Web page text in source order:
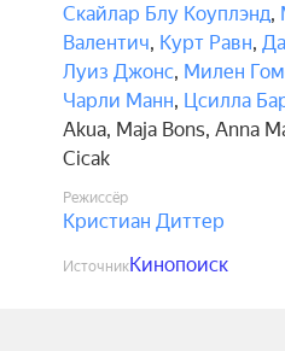
Скайлар Блу Коуплэнд,
Валентич, Курт Равн,
Луиз Джонс, Милен
Чарли Манн, Цсилла
Akua, Maja Bons, Anna
Cicak
Режиссёр
Кристиан Диттер
ИсточникКинопоиск